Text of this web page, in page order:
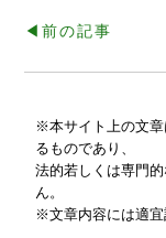
◀︎前の記事
※本サイト上の文章
るものであり、
法的若しくは専門
ん。
※文章内容には適宜